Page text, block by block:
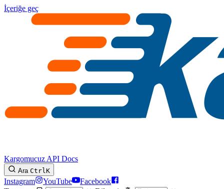
İçeriğe geç
Kargomucuz API Docs
Ara CtrlK
Instagram YouTube
Facebook